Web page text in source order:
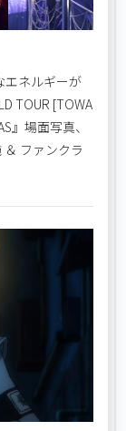
エネルギーが
TOUR [TOWA
』場面写真、
＆ ファンクラ